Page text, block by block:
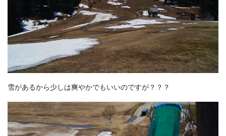
雪があるから少しは爽やかでもいいのですが？？？